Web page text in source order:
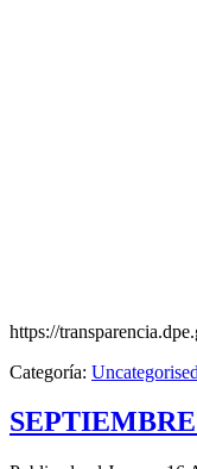
https://
Categoría: Uncategorised
SEPTIEMBRE